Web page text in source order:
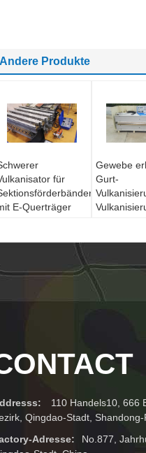
Andere Produkte
für
E-Querträger
Gewebe
Gurt-
110 Handels10, 666
Qingdao-Stadt,
Adresse:
No.877,